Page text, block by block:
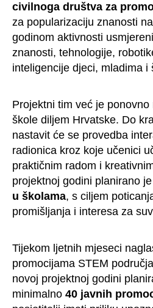
civilnoga društva za
za popularizaciju znanosti
godinom aktivnosti
znanosti, tehnologije,
inteligencije djeci, mladima i
Projektni tim već je
škole diljem Hrvatske. Do
nastavit će se provedba
radionica kroz koje učenici
praktičnim radom i
projektnoj godini planirano
u školama, s ciljem
promišljanja i interesa za
Tijekom ljetnih mjeseci
promocijama STEM
novoj projektnoj godini
minimalno 40 javnih